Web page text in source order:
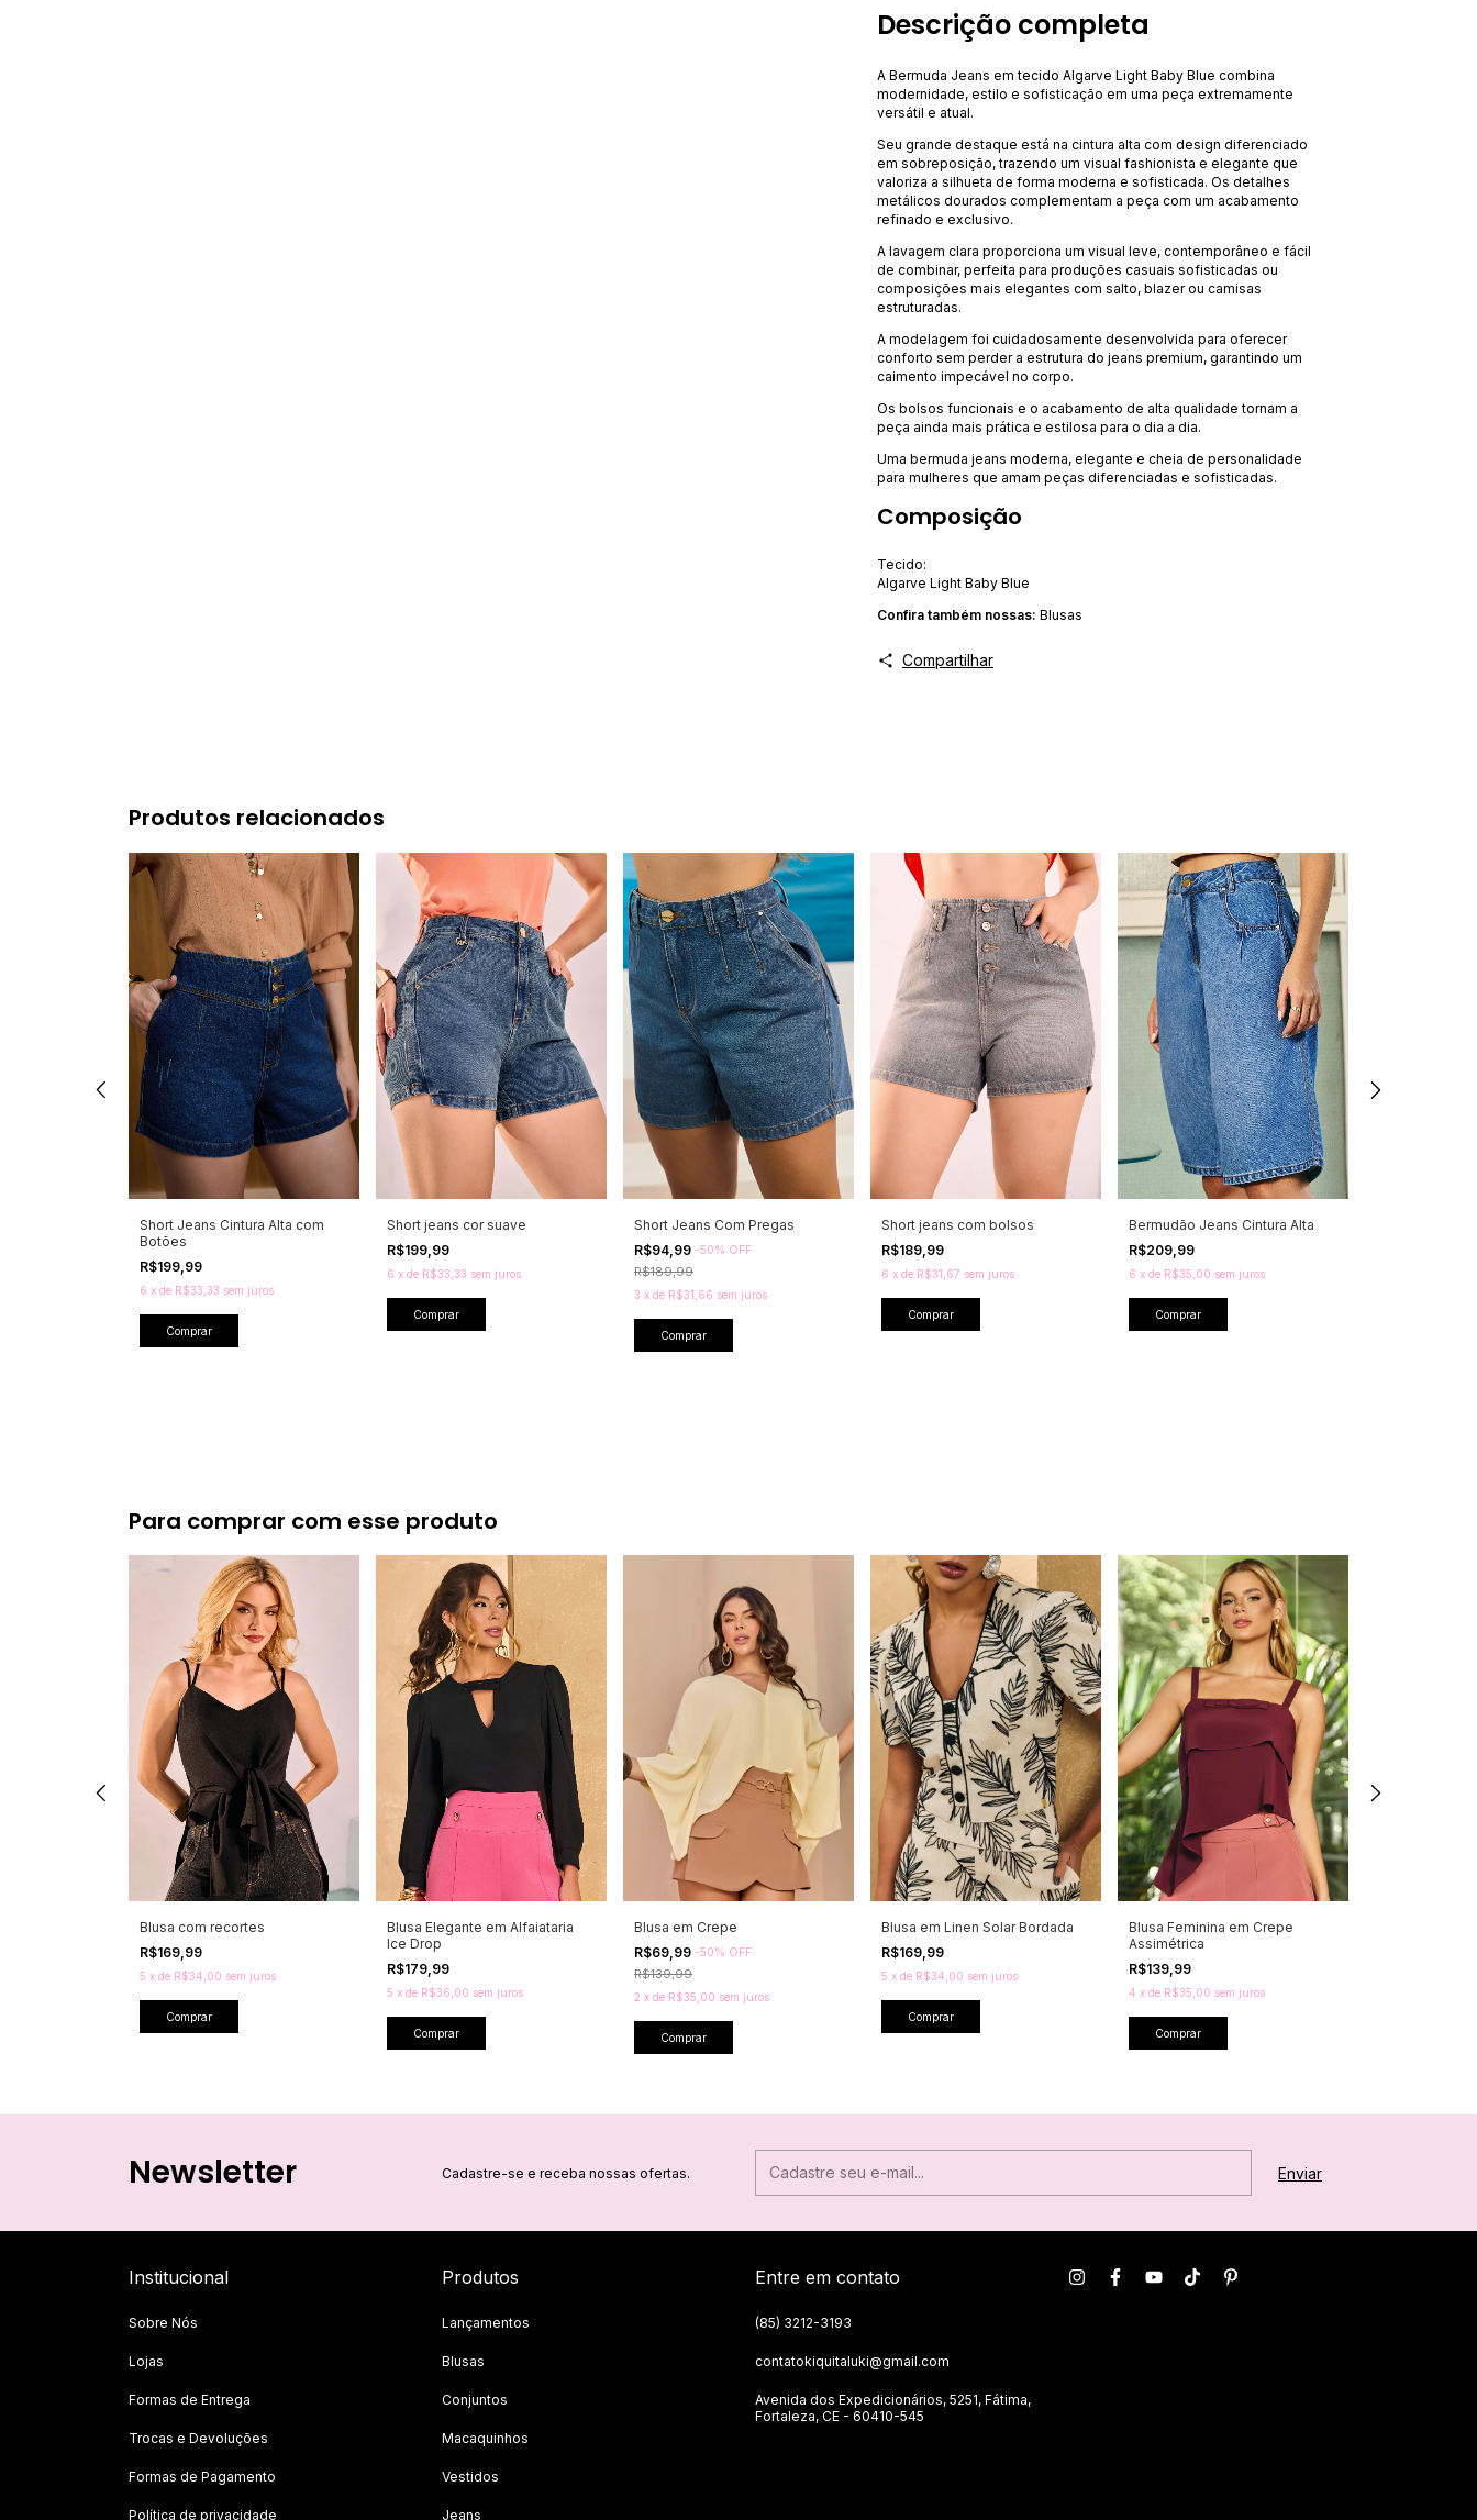
Descrição completa
A Bermuda Jeans em tecido Algarve Light Baby Blue combina
modernidade, estilo e sofisticação em uma peça extremamente
versátil e atual.
Seu grande destaque está na cintura alta com design diferenciado
em sobreposição, trazendo um visual fashionista e elegante que
valoriza a silhueta de forma moderna e sofisticada. Os detalhes
metálicos dourados complementam a peça com um acabamento
refinado e exclusivo.
A lavagem clara proporciona um visual leve, contemporâneo e fácil
de combinar, perfeita para produções casuais sofisticadas ou
composições mais elegantes com salto, blazer ou camisas
estruturadas.
A modelagem foi cuidadosamente desenvolvida para oferecer
conforto sem perder a estrutura do jeans premium, garantindo um
caimento impecável no corpo.
Os bolsos funcionais e o acabamento de alta qualidade tornam a
peça ainda mais prática e estilosa para o dia a dia.
Uma bermuda jeans moderna, elegante e cheia de personalidade
para mulheres que amam peças diferenciadas e sofisticadas.
Composição
Tecido:
Algarve Light Baby Blue
Confira também nossas: Blusas
Compartilhar
Produtos relacionados
Short Jeans Cintura Alta com
Botões
R$199,99
6 x de R$33,33 sem juros
Comprar
Short jeans cor suave
R$199,99
6 x de R$33,33 sem juros
Comprar
Short Jeans Com Pregas
R$94,99 -50% OFF
R$189,99
3 x de R$31,66 sem juros
Comprar
Short jeans com bolsos
R$189,99
6 x de R$31,67 sem juros
Comprar
Bermudão Jeans Cintura Alta
R$209,99
6 x de R$35,00 sem juros
Comprar
Para comprar com esse produto
Blusa com recortes
R$169,99
5 x de R$34,00 sem juros
Comprar
Blusa Elegante em Alfaiataria
Ice Drop
R$179,99
5 x de R$36,00 sem juros
Comprar
Blusa em Crepe
R$69,99 -50% OFF
R$139,99
2 x de R$35,00 sem juros
Comprar
Blusa em Linen Solar Bordada
R$169,99
5 x de R$34,00 sem juros
Comprar
Blusa Feminina em Crepe
Assimétrica
R$139,99
4 x de R$35,00 sem juros
Comprar
Newsletter Cadastre-se e receba nossas ofertas.
Institucional
Sobre Nós
Lojas
Formas de Entrega
Trocas e Devoluções
Formas de Pagamento
Política de privacidade
Produtos
Lançamentos
Blusas
Conjuntos
Macaquinhos
Vestidos
Jeans
Entre em contato
(85) 3212-3193
contatokiquitaluki@gmail.com
Avenida dos Expedicionários, 5251, Fátima,
Fortaleza, CE - 60410-545